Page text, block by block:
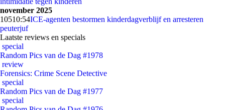
november 2025
10510:54ICE-agenten bestormen kinderdagverblijf en arresteren
peuterjuf
Laatste reviews en specials
special
Random Pics van de Dag #1978
review
Forensics: Crime Scene Detective
special
Random Pics van de Dag #1977
special